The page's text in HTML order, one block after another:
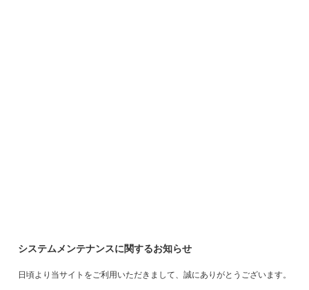
システムメンテナンスに関するお知らせ
日頃より当サイトをご利用いただきまして、誠にありがとうございます。